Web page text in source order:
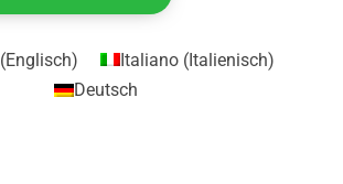
(Englisch) Italiano(Italienisch)
Deutsch